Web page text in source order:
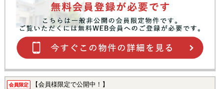
会員限定 【会員様限定で公開中！】